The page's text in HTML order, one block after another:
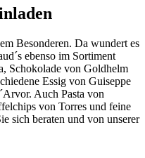
Besonderen. Da wundert es
ebenso im Sortiment
Schokolade von Goldhelm
Essig von Guiseppe
Auch Pasta von
von Torres und feine
sich beraten und von unserer